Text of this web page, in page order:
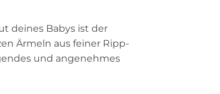
deines Babys ist der
Ärmeln aus feiner Ripp-
und angenehmes